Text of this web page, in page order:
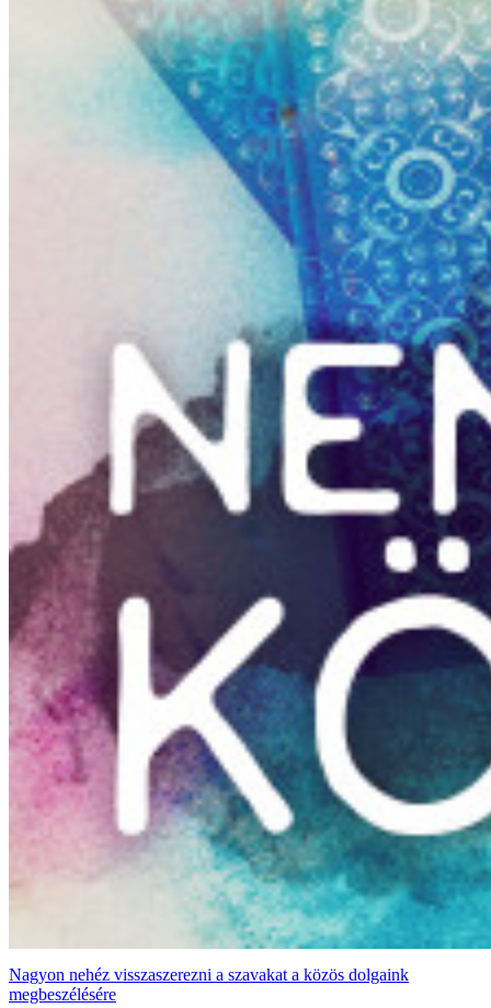
Nagyon nehéz visszaszerezni a szavakat a közös dolgaink
megbeszélésére